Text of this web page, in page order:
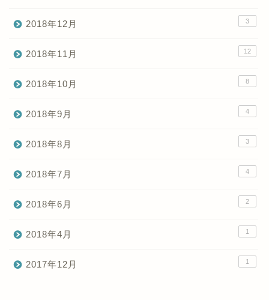
2018年12月 3
2018年11月 12
2018年10月 8
2018年9月 4
2018年8月 3
2018年7月 4
2018年6月 2
2018年4月 1
2017年12月 1